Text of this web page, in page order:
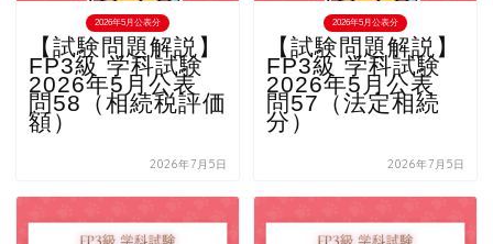
2026年5月公表分
【試験問題解説】
FP3級 学科試験
2026年5月公表
問58（相続税評価
額）
2026年7月5日
2026年5月公表分
【試験問題解説】
FP3級 学科試験
2026年5月公表
問57（法定相続
分）
2026年7月5日